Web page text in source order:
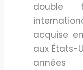
double
acquise
aux États-